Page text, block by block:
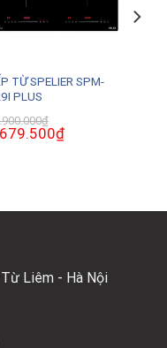
TỪ SPELIER SPM-
PLUS
₫
₫Giá
hiện
Liêm - Hà Nội